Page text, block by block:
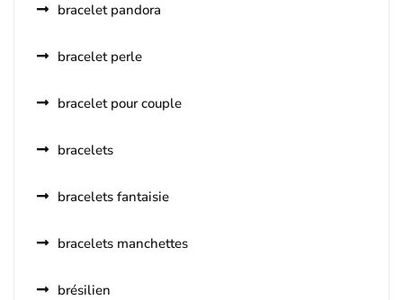
bracelet pandora
bracelet perle
bracelet pour couple
bracelets
bracelets fantaisie
bracelets manchettes
brésilien